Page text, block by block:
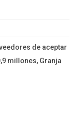
de aceptar
millones, Granja